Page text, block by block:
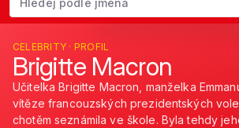
Začněte psát jméno. Šipkami dolů a nahoru
CELEBRITY · PROFIL
Brigitte Macron
Učitelka Brigitte Macron, manželka
vítěze francouzských prezidentských
chotěm seznámila ve škole. Byla tehdy